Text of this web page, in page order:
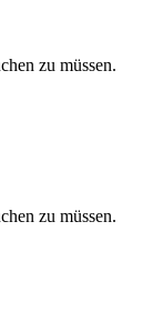
zu müssen.
zu müssen.